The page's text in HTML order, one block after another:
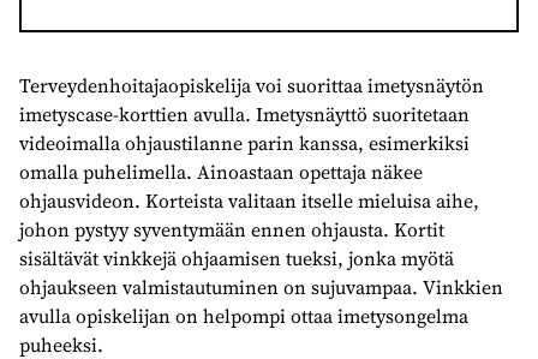
Terveydenhoitajaopiskelija voi suorittaa imetysnäytön
imetyscase-korttien avulla. Imetysnäyttö suoritetaan
videoimalla ohjaustilanne parin kanssa, esimerkiksi
omalla puhelimella. Ainoastaan opettaja näkee
ohjausvideon. Korteista valitaan itselle mieluisa aihe,
johon pystyy syventymään ennen ohjausta. Kortit
sisältävät vinkkejä ohjaamisen tueksi, jonka myötä
ohjaukseen valmistautuminen on sujuvampaa. Vinkkien
avulla opiskelijan on helpompi ottaa imetysongelma
puheeksi.